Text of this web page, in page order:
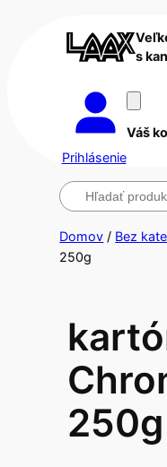
s
Prihlásenie
Váš
Hľadanie
Domov / Bez
250g
250g